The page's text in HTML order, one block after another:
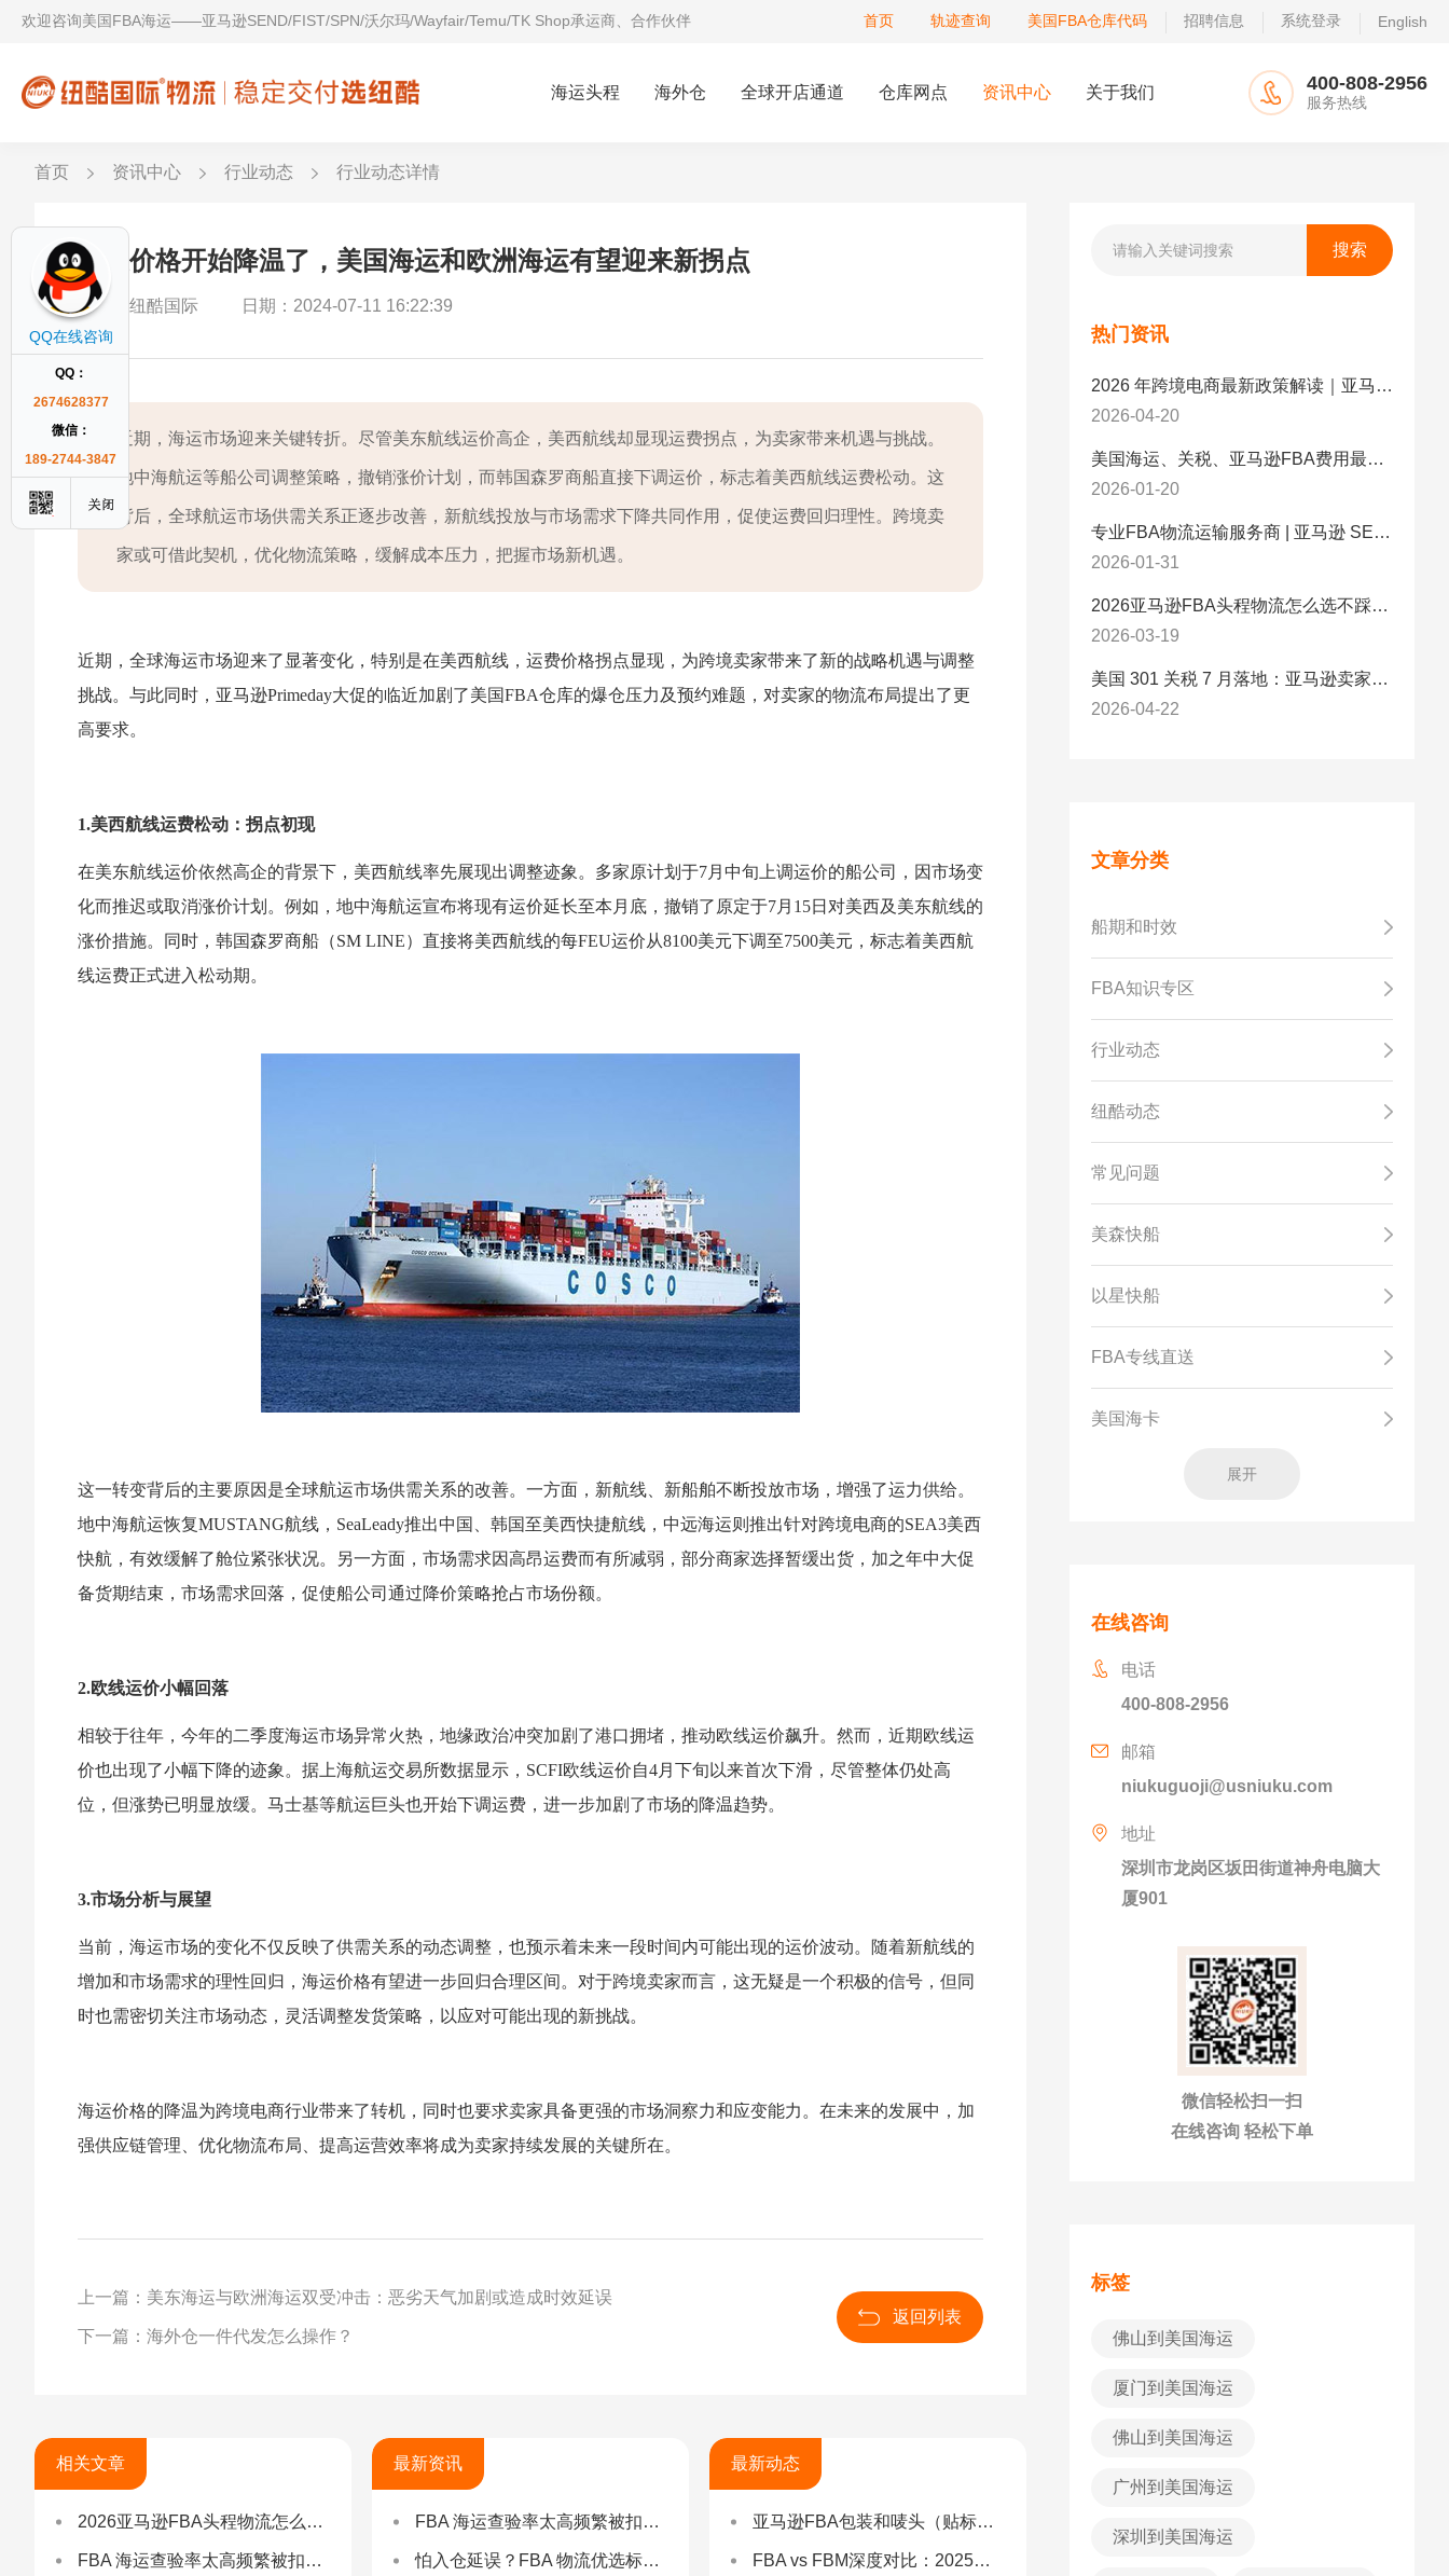
欢迎咨询美国FBA海运——亚马逊SEND/FIST/SPN/沃尔玛/Wayfair/Temu/TK Shop承运商、合作伙伴 首页 轨迹查询 美国FBA仓库代码 招聘信息 系统登录 English
海运头程 海外仓 全球开店通道 仓库网点 资讯中心 关于我们 400-808-2956
服务热线
首页 资讯中心 行业动态 行业动态详情
海运价格开始降温了，美国海运和欧洲海运有望迎来新拐点
作者：纽酷国际 日期：2024-07-11 16:22:39
近期，海运市场迎来关键转折。尽管美东航线运价高企，美西航线却显现运费拐点，为卖家带来机遇与挑战。
地中海航运等船公司调整策略，撤销涨价计划，而韩国森罗商船直接下调运价，标志着美西航线运费松动。这
背后，全球航运市场供需关系正逐步改善，新航线投放与市场需求下降共同作用，促使运费回归理性。跨境卖
家或可借此契机，优化物流策略，缓解成本压力，把握市场新机遇。
近期，全球海运市场迎来了显著变化，特别是在美西航线，运费价格拐点显现，为跨境卖家带来了新的战略机遇与调整
挑战。与此同时，亚马逊Primeday大促的临近加剧了美国FBA仓库的爆仓压力及预约难题，对卖家的物流布局提出了更
高要求。
1.美西航线运费松动：拐点初现
在美东航线运价依然高企的背景下，美西航线率先展现出调整迹象。多家原计划于7月中旬上调运价的船公司，因市场变
化而推迟或取消涨价计划。例如，地中海航运宣布将现有运价延长至本月底，撤销了原定于7月15日对美西及美东航线的
涨价措施。同时，韩国森罗商船（SM LINE）直接将美西航线的每FEU运价从8100美元下调至7500美元，标志着美西航
线运费正式进入松动期。
这一转变背后的主要原因是全球航运市场供需关系的改善。一方面，新航线、新船舶不断投放市场，增强了运力供给。
地中海航运恢复MUSTANG航线，SeaLeady推出中国、韩国至美西快捷航线，中远海运则推出针对跨境电商的SEA3美西
快航，有效缓解了舱位紧张状况。另一方面，市场需求因高昂运费而有所减弱，部分商家选择暂缓出货，加之年中大促
备货期结束，市场需求回落，促使船公司通过降价策略抢占市场份额。
2.欧线运价小幅回落
相较于往年，今年的二季度海运市场异常火热，地缘政治冲突加剧了港口拥堵，推动欧线运价飙升。然而，近期欧线运
价也出现了小幅下降的迹象。据上海航运交易所数据显示，SCFI欧线运价自4月下旬以来首次下滑，尽管整体仍处高
位，但涨势已明显放缓。马士基等航运巨头也开始下调运费，进一步加剧了市场的降温趋势。
3.市场分析与展望
当前，海运市场的变化不仅反映了供需关系的动态调整，也预示着未来一段时间内可能出现的运价波动。随着新航线的
增加和市场需求的理性回归，海运价格有望进一步回归合理区间。对于跨境卖家而言，这无疑是一个积极的信号，但同
时也需密切关注市场动态，灵活调整发货策略，以应对可能出现的新挑战。
海运价格的降温为跨境电商行业带来了转机，同时也要求卖家具备更强的市场洞察力和应变能力。在未来的发展中，加
强供应链管理、优化物流布局、提高运营效率将成为卖家持续发展的关键所在。
返回列表
上一篇：美东海运与欧洲海运双受冲击：恶劣天气加剧或造成时效延误
下一篇：海外仓一件代发怎么操作？
相关文章
2026亚马逊FBA头程物流怎么选不踩坑？SEND/FIST/SPN官方认证物流商，只有这家敢承诺“准达率第一”
FBA 海运查验率太高频繁被扣货，如何选择低查验物流货代？
最新资讯
FBA 海运查验率太高频繁被扣货，如何选择低查验物流货代？
怕入仓延误？FBA 物流优选标准：自营仓 + 自有车队是核心硬指标
最新动态
亚马逊FBA包装和唛头（贴标签）要求（2025最新详解）
FBA vs FBM深度对比：2025年卖家该如何选择？（附决策流程图）
热门资讯
2026 年跨境电商最新政策解读｜亚马逊卖家必看：合规、成本与物流新机遇
2026-04-20
美国海运、关税、亚马逊FBA费用最新政策解读与应对策略（2026版）
2026-01-20
专业FBA物流运输服务商 | 亚马逊 SEND 官方合作伙伴纽酷国际物流
2026-01-31
2026亚马逊FBA头程物流怎么选不踩坑？SEND/FIST/SPN官方认证物流商，只有这家敢承诺“准达率第一”
2026-03-19
美国 301 关税 7 月落地：亚马逊卖家必看的 5 项合规标准与稳交付方案
2026-04-22
文章分类
船期和时效
FBA知识专区
行业动态
纽酷动态
常见问题
美森快船
以星快船
FBA专线直送
美国海卡
展开
在线咨询
电话
400-808-2956
邮箱
niukuguoji@usniuku.com
地址
深圳市龙岗区坂田街道神舟电脑大
厦901
微信轻松扫一扫
在线咨询 轻松下单
标签
佛山到美国海运
厦门到美国海运
佛山到美国海运
广州到美国海运
深圳到美国海运
QQ在线咨询
QQ：
2674628377
微信：
189-2744-3847